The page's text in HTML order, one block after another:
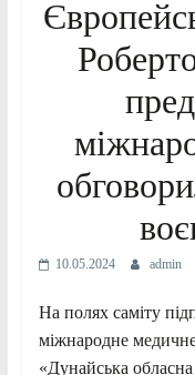
10.05.2024 admin
На полях саміту
міжнародне
«Дунайська обласна